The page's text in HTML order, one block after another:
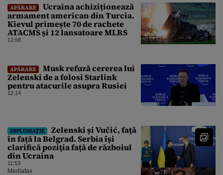
APĂRARE
Ucraina achiziționează
armament american din Turcia.
Kievul primește 70 de rachete
ATACMS și 12 lansatoare MLRS
12:58
APĂRARE
Musk refuză cererea lui
Zelenski de a folosi Starlink
pentru atacurile asupra Rusiei
12:14
DIPLOMAȚIE
Zelenski și Vučić, față
în față la Belgrad. Serbia își
clarifică poziția față de războiul
din Ucraina
11:53
Mediafax